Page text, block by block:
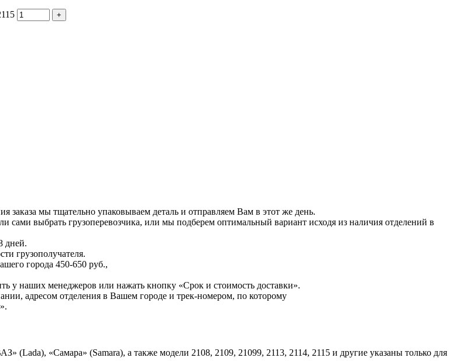
заказа мы тщательно упаковываем деталь и отправляем Вам в этот же день.
выбрать грузоперевозчика, или мы подберем оптимальный вариант исходя из наличия отделений в
дней.
грузополучателя.
города 450-650 руб.,
у наших менеджеров или нажать кнопку «Срок и стоимость доставки».
адресом отделения в Вашем городе и трек-номером, по которому
«Самара» (Samara), а также модели 2108, 2109, 21099, 2113, 2114, 2115 и другие указаны только для